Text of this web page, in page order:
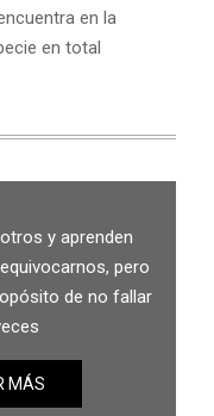
en la
en total
y aprenden
pero
de no fallar
MÁS